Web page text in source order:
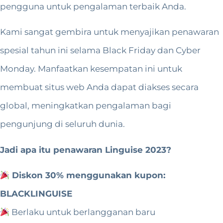
pengguna untuk pengalaman terbaik Anda.
Kami sangat gembira untuk menyajikan penawaran
spesial tahun ini selama Black Friday dan Cyber
Monday. Manfaatkan kesempatan ini untuk
membuat situs web Anda dapat diakses secara
global, meningkatkan pengalaman bagi
pengunjung di seluruh dunia.
Jadi apa itu penawaran Linguise 2023?
Diskon 30% menggunakan kupon:
BLACKLINGUISE
Berlaku untuk berlangganan baru